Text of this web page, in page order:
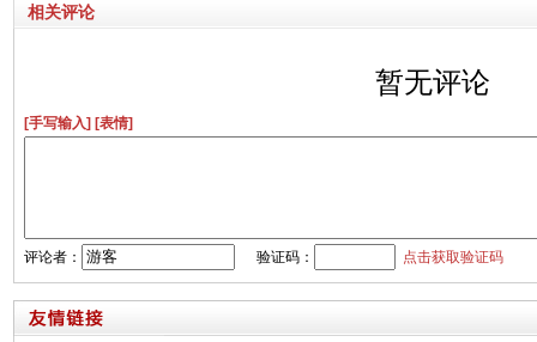
相关评论
暂无评论
[手写输入] [表情]
评论者： 验证码： 点击获取验证码